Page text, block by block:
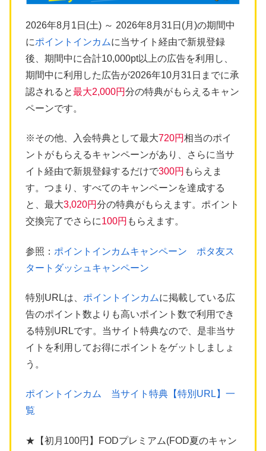
2026年8月1日(土) ～ 2026年8月31日(月)の期間中
にポイントインカムに当サイト経由で新規登録
後、期間中に合計10,000pt以上の広告を利用し、
期間中に利用した広告が2026年10月31日までに承
認されると最大2,000円分の特典がもらえるキャン
ペーンです。
※その他、入会特典として最大720円相当のポイ
ントがもらえるキャンペーンがあり、さらに当サ
イト経由で新規登録するだけで300円 もらえま
す。つまり、すべてのキャンペーンを達成する
と、最大3,020円分の特典がもらえます。ポイント
交換完了でさらに100円 もらえます。
参照： ポイントインカムキャンペーン ポタ友ス
タートダッシュキャンペーン
特別URLは、 ポイントインカムに掲載している広
告のポイント数よりも高いポイント数で利用でき
る特別URLです。当サイト特典なので、是非当サ
イトを利用してお得にポイントをゲットしましょ
う。
ポイントインカム 当サイト特典【特別URL】一
覧
★【初月100円】FODプレミアム(FOD夏のキャン